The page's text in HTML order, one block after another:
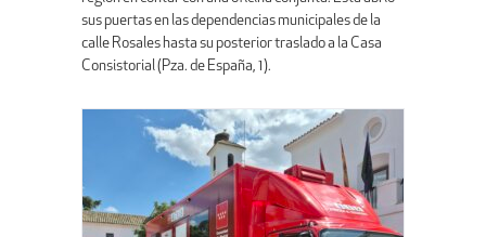
sus puertas en las dependencias municipales de la
calle Rosales hasta su posterior traslado a la Casa
Consistorial (Pza. de España, 1).